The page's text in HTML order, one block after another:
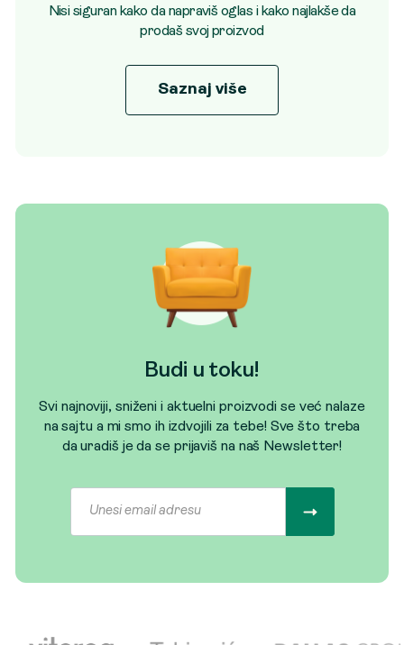
Nisi siguran kako da napraviš oglas i kako najlakše da
prodaš svoj proizvod
Saznaj više
Budi u toku!
Svi najnoviji, sniženi i aktuelni proizvodi se već nalaze
na sajtu a mi smo ih izdvojili za tebe! Sve što treba
da uradiš je da se prijaviš na naš Newsletter!